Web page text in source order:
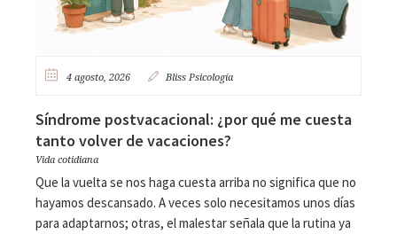
4 agosto, 2026 Bliss Psicología
Síndrome postvacacional: ¿por qué me cuesta
tanto volver de vacaciones?
Vida cotidiana
Que la vuelta se nos haga cuesta arriba no significa que no
hayamos descansado. A veces solo necesitamos unos días
para adaptarnos; otras, el malestar señala que la rutina ya